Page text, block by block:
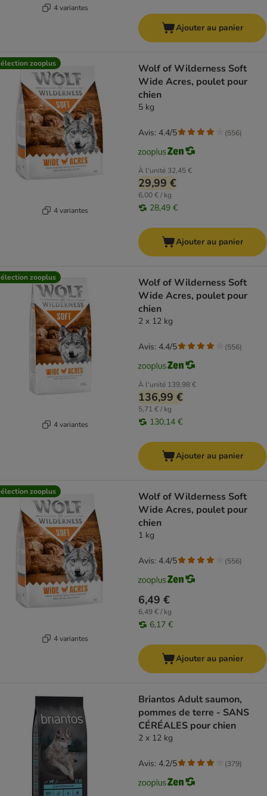
4 variantes
Ajouter au panier
zooplus
4 variantes
Wolf of Wilderness Soft
Wide Acres, poulet pour
chien
5 kg
À l'unité 32,45 €
29,99 €
6,00 € / kg
28,49 €
Avis: 4.4/5 (556)
Ajouter au panier
zooplus
4 variantes
Wolf of Wilderness Soft
Wide Acres, poulet pour
chien
2 x 12 kg
À l'unité 139,98 €
136,99 €
5,71 € / kg
130,14 €
Avis: 4.4/5 (556)
Ajouter au panier
zooplus
4 variantes
Wolf of Wilderness Soft
Wide Acres, poulet pour
chien
1 kg
6,49 €
6,49 € / kg
6,17 €
Avis: 4.4/5 (556)
Ajouter au panier
Briantos Adult saumon,
pommes de terre - SANS
CÉRÉALES pour chien
2 x 12 kg
Avis: 4.2/5 (379)